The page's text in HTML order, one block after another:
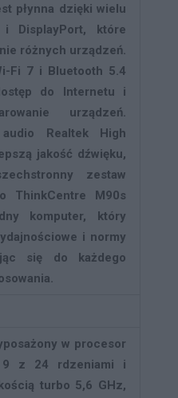
płynna dzięki wielu
DisplayPort, które
różnych urządzeń.
Fi 7 i Bluetooth 5.4
do Internetu i
urządzeń.
Realtek High
jakość dźwięku,
zestaw
ThinkCentre M90s
komputer, który
i normy
się do każdego
w procesor
9 z 24 rdzeniami i
turbo 5,6 GHz,